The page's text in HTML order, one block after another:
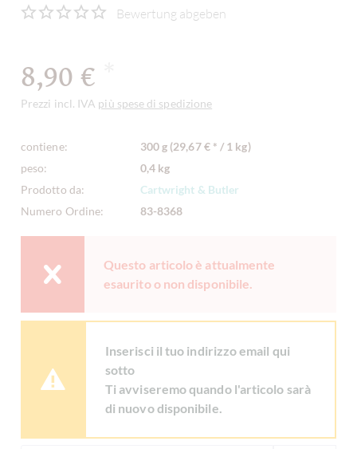
Bewertung abgeben
8,90 €
Prezzi incl. IVA più spese di spedizione
contiene:
300 g (29,67 € * / 1 kg)
peso:
0,4 kg
Prodotto da:
Cartwright & Butler
Numero Ordine:
83-8368
Questo articolo è attualmente
esaurito o non disponibile.
Inserisci il tuo indirizzo email qui
sotto
Ti avviseremo quando l'articolo sarà
di nuovo disponibile.